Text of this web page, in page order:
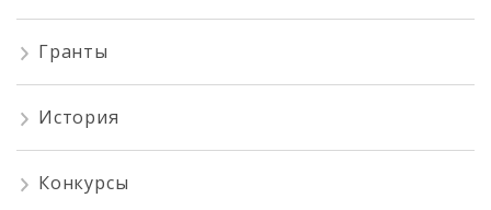
Гранты
История
Конкурсы